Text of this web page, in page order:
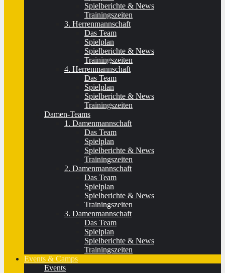
Spielberichte & News
Trainingszeiten
3. Herrenmannschaft
Das Team
Spielplan
Spielberichte & News
Trainingszeiten
4. Herrenmannschaft
Das Team
Spielplan
Spielberichte & News
Trainingszeiten
Damen-Teams
1. Damenmannschaft
Das Team
Spielplan
Spielberichte & News
Trainingszeiten
2. Damenmannschaft
Das Team
Spielplan
Spielberichte & News
Trainingszeiten
3. Damenmannschaft
Das Team
Spielplan
Spielberichte & News
Trainingszeiten
Events & Camps
Events